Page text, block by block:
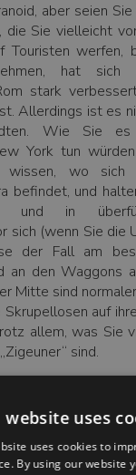
aber seien
die Sie vielleicht
Touristen werfen,
hat
stark
Allerdings ist es
Wie Sie
York tun
wo sich
befindet, und
und in
sich (wenn Sie die
der Fall am
an den Waggons
Mitte sind
auf
allem, was Sie
sind.
sicherer Ort. Es
obwohl einige
unangenehm
website uses
uses cookies to
By using our website